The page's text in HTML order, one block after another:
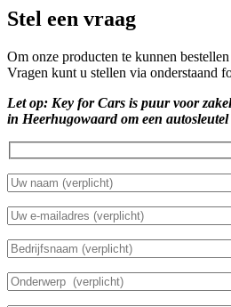
Stel een vraag
Om onze producten te kunnen
Vragen kunt u stellen via onderstaand
Let op: Key for Cars is puur voor
in Heerhugowaard om een